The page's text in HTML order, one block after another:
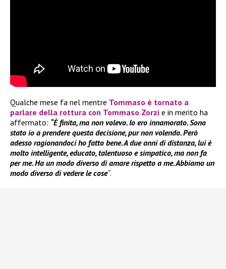
Qualche mese fa nel mentre Tommaso è tornato a
parlare della rottura con Tommaso Zorzi e in merito ha
affermato: “È finita, ma non volevo. Io ero innamorato. Sono
stato io a prendere questa decisione, pur non volendo. Però
adesso ragionandoci ho fatto bene. A due anni di distanza, lui è
molto intelligente, educato, talentuoso e simpatico, ma non fa
per me. Ha un modo diverso di amare rispetto a me. Abbiamo un
modo diverso di vedere le cose“.